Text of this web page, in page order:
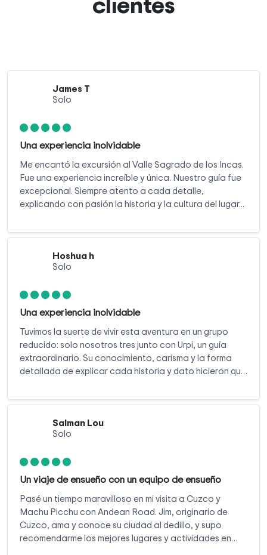
James T
Solo
Una experiencia inolvidable
Me encantó la excursión al Valle Sagrado de los Incas.
Fue una experiencia increíble y única. Nuestro guía fue
excepcional. Siempre atento a cada detalle,
explicando con pasión la historia y la cultura del lugar...
Hoshua h
Solo
Una experiencia inolvidable
Tuvimos la suerte de vivir esta aventura en un grupo
reducido: solo nosotros tres junto con Urpi, un guía
extraordinario. Su conocimiento, carisma y la forma
detallada de explicar cada historia y dato hicieron que
Salman Lou
Solo
Un viaje de ensueño con un equipo de ensueño
Pasé un tiempo maravilloso en mi visita a Cuzco y
Machu Picchu con Andean Road. Jim, originario de
Cuzco, ama y conoce su ciudad al dedillo, y supo
recomendarme los mejores lugares y actividades en